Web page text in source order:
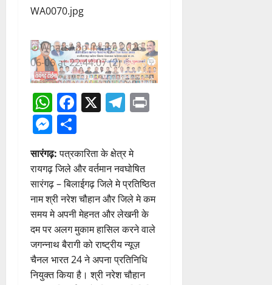
WhatsApp
Facebook
X Telegram
Print
Messenger
Share
रायगढ़ जिले और वर्तमान नवघोषित
सारंगढ़ – बिलाईगढ़ जिले मे प्रतिष्ठित
नाम श्री नरेश चौहान और जिले मे कम
समय मे अपनी मेहनत और लेखनी के
दम पर अलग मुकाम हासिल करने वाले
जगन्नाथ बैरागी को राष्ट्रीय न्यूज़
चैनल भारत 24 ने अपना प्रतिनिधि
नियुक्त किया है। श्री नरेश चौहान
सारंगढ़ बिलाईगढ़ के जिला प्रतिनिधि